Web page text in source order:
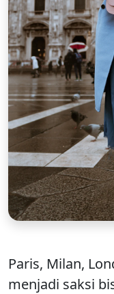
Paris, Milan,
menjadi saksi